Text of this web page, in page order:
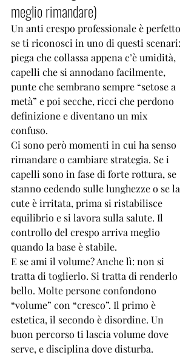
meglio rimandare)
Un anti crespo professionale è perfetto
se ti riconosci in uno di questi scenari:
piega che collassa appena c’è umidità,
capelli che si annodano facilmente,
punte che sembrano sempre “setose a
metà” e poi secche, ricci che perdono
definizione e diventano un mix
confuso.
Ci sono però momenti in cui ha senso
rimandare o cambiare strategia. Se i
capelli sono in fase di forte rottura, se
stanno cedendo sulle lunghezze o se la
cute è irritata, prima si ristabilisce
equilibrio e si lavora sulla salute. Il
controllo del crespo arriva meglio
quando la base è stabile.
E se ami il volume? Anche lì: non si
tratta di toglierlo. Si tratta di renderlo
bello. Molte persone confondono
“volume” con “cresco”. Il primo è
estetica, il secondo è disordine. Un
buon percorso ti lascia volume dove
serve, e disciplina dove disturba.